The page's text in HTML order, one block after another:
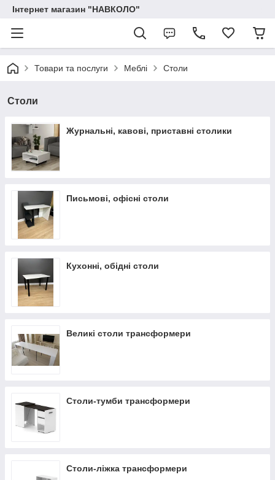
Інтернет магазин "НАВКОЛО"
Товари та послуги Меблі Столи
Столи
Журнальні, кавові, приставні столики
Письмові, офісні столи
Кухонні, обідні столи
Великі столи трансформери
Столи-тумби трансформери
Столи-ліжка трансформери